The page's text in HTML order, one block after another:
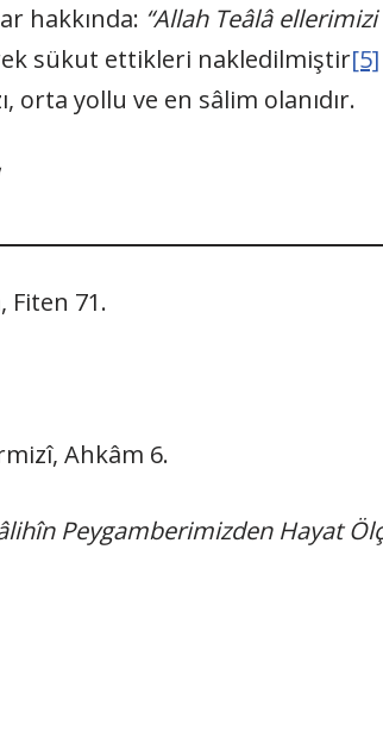
hakkında: “Allah Teâlâ
sükut ettikleri nakledilmiştir[5]
orta yollu ve en sâlim olanıdır.
Fiten 71.
Ahkâm 6.
Peygamberimizden Hayat